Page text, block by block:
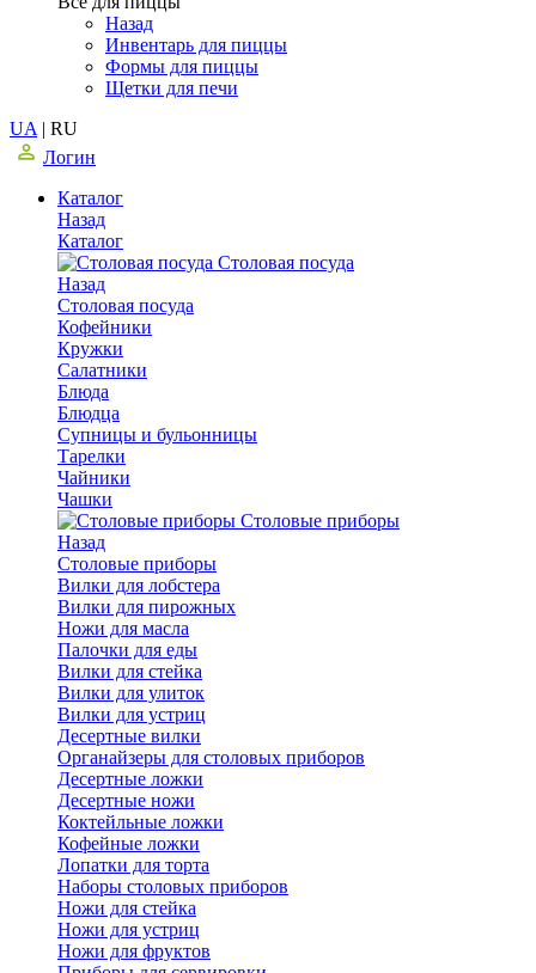
Назад
Инвентарь для пиццы
Формы для пиццы
Щетки для печи
UA | RU
Логин
Каталог
Назад
Каталог
Столовая посуда
Назад
Столовая посуда
Кофейники
Кружки
Салатники
Блюда
Блюдца
Супницы и бульонницы
Тарелки
Чайники
Чашки
Cтоловые приборы
Назад
Cтоловые приборы
Вилки для лобстера
Вилки для пирожных
Ножи для масла
Палочки для еды
Вилки для стейка
Вилки для улиток
Вилки для устриц
Десертные вилки
Органайзеры для столовых приборов
Десертные ложки
Десертные ножи
Коктейльные ложки
Кофейные ложки
Лопатки для торта
Наборы столовых приборов
Ножи для стейка
Ножи для устриц
Ножи для фруктов